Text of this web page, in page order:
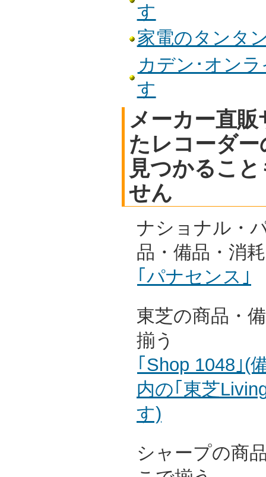
す
家電のタンタ
カデン･オン
す
メーカー直
たレコーダ
見つかるこ
せん
ナショナル・
品・備品・消
｢パナセンス｣
東芝の商品・
揃う
｢Shop 1048｣(
内の｢東芝
す)
シャープの商